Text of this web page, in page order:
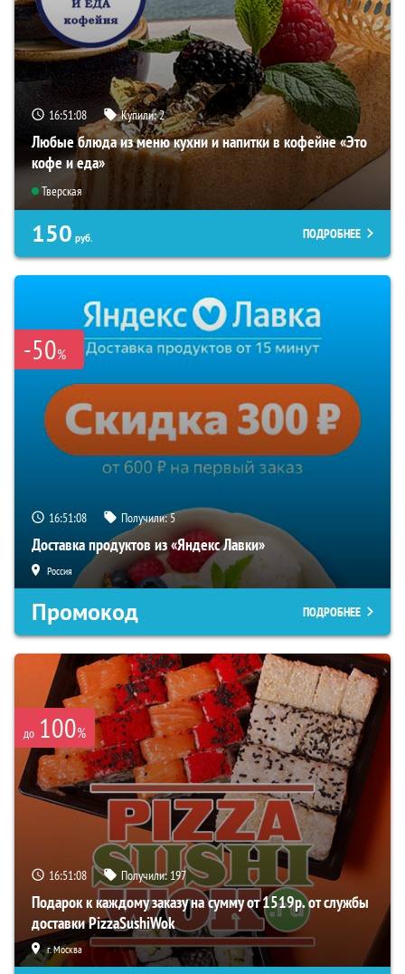
16:51:07 Купили:2
Любые блюда из меню кухни и напитки в кофейне «Это
кофе и еда»
Тверская
150 руб. ПОДРОБНЕЕ
-50%
16:51:07 Получили:5
Доставка продуктов из «Яндекс Лавки»
Россия
Промокод ПОДРОБНЕЕ
до 100%
16:51:07 Получили:197
Подарок к каждому заказу на сумму от 1519р. от службы
доставки PizzaSushiWok
г. Москва